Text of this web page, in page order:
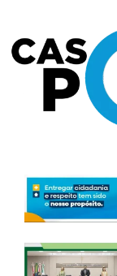
content